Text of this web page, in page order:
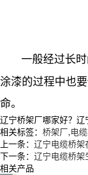
一般经过长时
涂漆的过程中也
命。
辽宁桥架厂哪家好？
相关标签： 桥架厂,电
上一条： 辽宁电缆桥架
下一条： 辽宁电缆桥架
相关产品